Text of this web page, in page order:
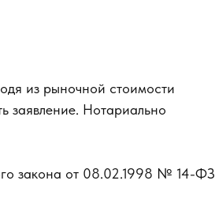
из рыночной стоимости
заявление. Нотариально
закона от 08.02.1998 № 14-ФЗ